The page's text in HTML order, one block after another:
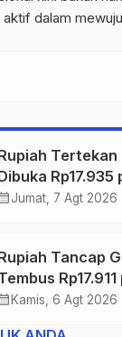
dalam
Tertekan
Rp17.935
Dolar AS
calendar_monthJumat, 7 Agt 2026
Tancap
Rp17.911
Dolar AS di Awal
calendar_monthKamis, 6 Agt 2026